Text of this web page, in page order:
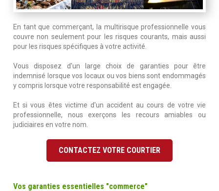
En tant que commerçant, la multirisque professionnelle vous
couvre non seulement pour les risques courants, mais aussi
pour les risques spécifiques à votre activité.
Vous disposez d'un large choix de garanties pour être
indemnisé lorsque vos locaux ou vos biens sont endommagés
y compris lorsque votre responsabilité est engagée.
Et si vous êtes victime d'un accident au cours de votre vie
professionnelle, nous exerçons les recours amiables ou
judiciaires en votre nom.
CONTACTEZ VOTRE COURTIER
Vos garanties essentielles "commerce"